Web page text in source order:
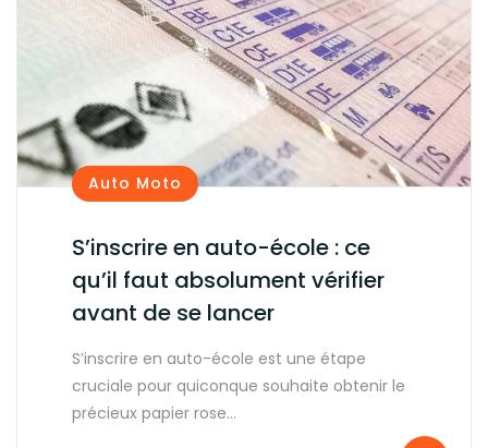
Auto Moto
S’inscrire en auto-école : ce
qu’il faut absolument vérifier
avant de se lancer
S’inscrire en auto-école est une étape
cruciale pour quiconque souhaite obtenir le
précieux papier rose…